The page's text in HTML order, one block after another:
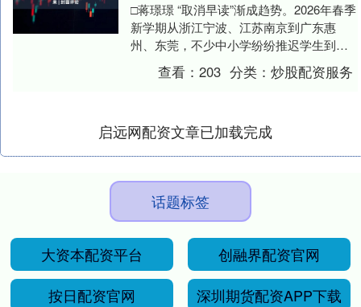
□蒋璟璟 “取消早读”渐成趋势。2026年春季
新学期从浙江宁波、江苏南京到广东惠
州、东莞，不少中小学纷纷推迟学生到校
时间。其中，宁波前湾新区初级中学，东
莞市、南....
查看：203 分类：炒股配资服务
启远网配资文章已加载完成
话题标签
大资本配资平台
创融界配资官网
按日配资官网
深圳期货配资APP下载